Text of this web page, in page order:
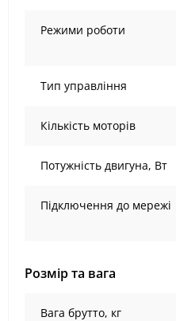
Режими роботи
Тип управління
Кількість моторів
Потужність двигуна, Вт
Підключення до мережі
Розмір та вага
Вага брутто, кг